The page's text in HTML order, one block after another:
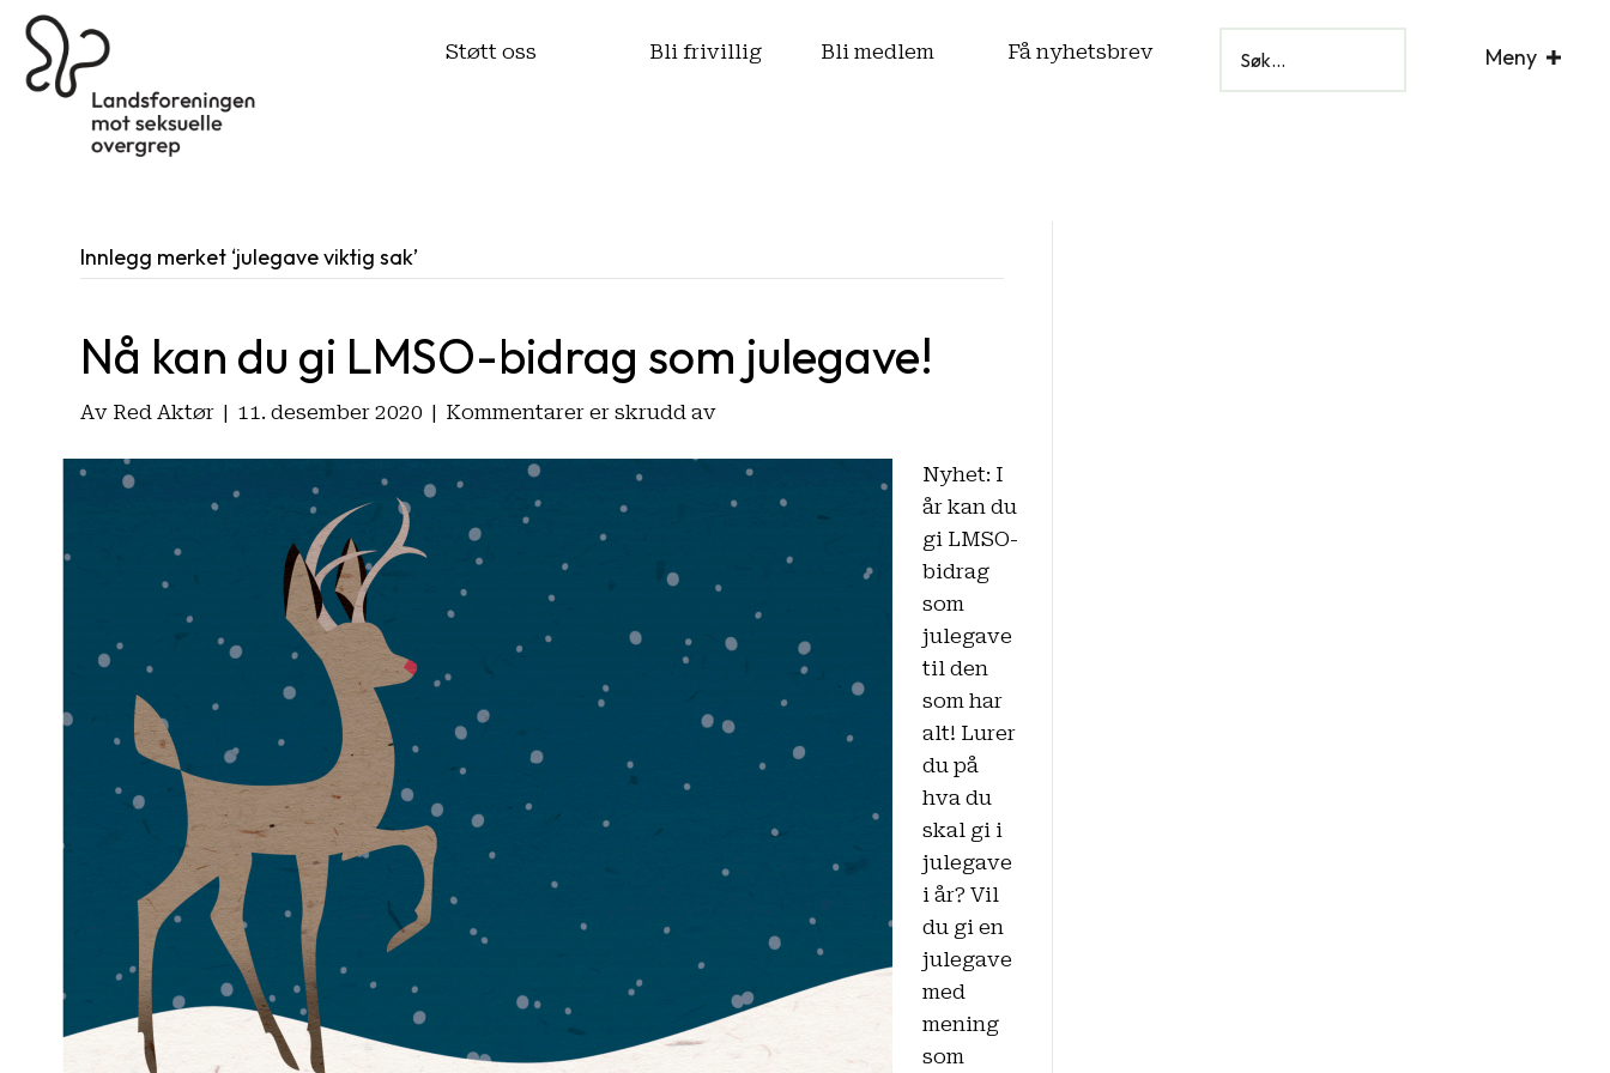
Støtt oss Bli frivillig Bli medlem Få nyhetsbrev Meny
Innlegg merket ‘julegave viktig sak’
Nå kan du gi LMSO-bidrag som julegave!
Av Red Aktør | 11. desember 2020 | Kommentarer er skrudd avfor
kan
du
som
julegave!
Nyhet: I
år kan du
gi LMSO-
bidrag
som
julegave
til den
som har
alt! Lurer
du på
hva du
skal gi i
julegave
i år? Vil
du gi en
julegave
med
mening
som